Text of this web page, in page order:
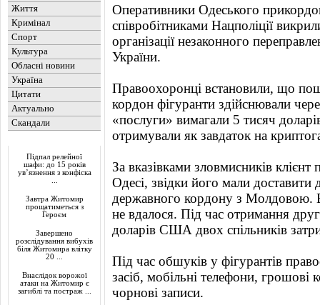
Життя
Кримінал
Спорт
Культура
Обласні новини
Україна
Цитати
Актуально
Скандали
Підпал релейної
шафи: до 15 років
ув’язнення з конфіска
Завтра Житомир
прощатиметься з
Героєм
Завершено
розслідування вибухів
біля Житомира влітку
20 ...
Внаслідок ворожої
атаки на Житомир є
загиблі та постраж ...
Оперативники Одеського
співробітниками Нацполіції
організації незаконного
України.
Правоохоронці встановили, що
кордон фігуранти здійснювали
«послуги» вимагали 5 тисяч
отримували як завдаток на
За вказівками зловмисників
Одесі, звідки його мали доставити
державного кордону з Молдовою.
не вдалося. Під час отримання
доларів США двох спільників
Під час обшуків у фігурантів
засіб, мобільні телефони,
чорнові записи.